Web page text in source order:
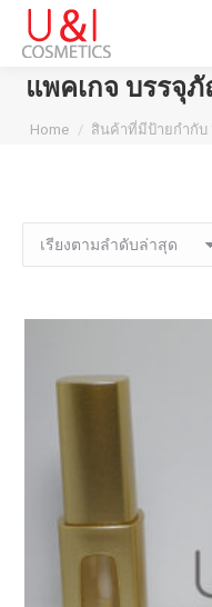
แพคเกจ บรรจุ
You are here:
Home สินค้าที่มีป้ายกำกับ